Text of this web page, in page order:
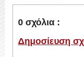
0 σχόλια :
Δημοσίευση